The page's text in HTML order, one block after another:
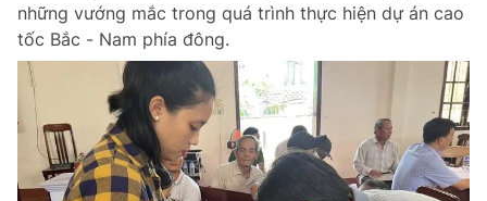
những vướng mắc trong quá trình thực hiện dự án cao
tốc Bắc - Nam phía đông.